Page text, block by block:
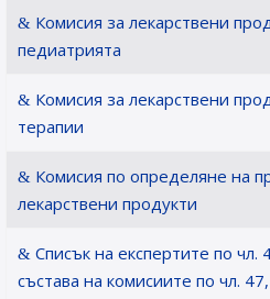
Комисия за лекарствени
педиатрията
Комисия за лекарствени
терапии
Комисия по определяне на
лекарствени продукти
Списък на експертите по
състава на комисиите по чл.